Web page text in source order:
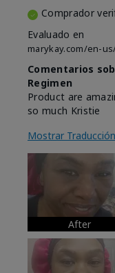
Comprador
Evaluado en
marykay.com/en-
Comentarios
Regimen
Product are
so much Kristie
Mostrar Traducción
After